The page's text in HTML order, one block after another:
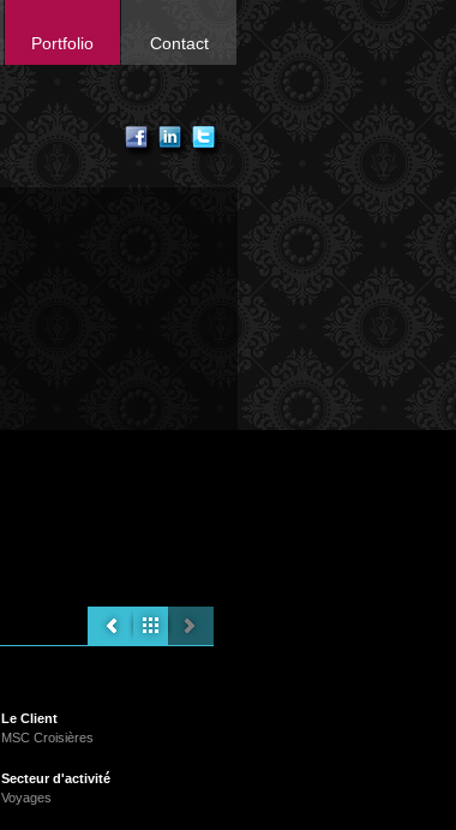
Portfolio Contact
Le Client
MSC Croisières
Secteur d'activité
Voyages